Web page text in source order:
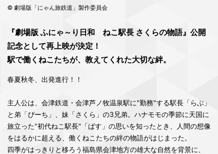
© 劇場版「にゃん旅鉄道」製作委員会
『劇場版 ふにゃ～り日和 ねこ駅長 さくらの物語』公開
記念として再上映が決定！
駅で働くねこたちが、教えてくれた大切な絆。
春夏秋冬、出発進行！！
主人公は、会津鉄道・会津芦ノ牧温泉駅に"勤務"する駅長「らぶ」
と弟「ぴーち」、妹「さくら」の3兄弟。ハナモモの季節に天国に
旅立った"初代ねこ駅長"「ばす」の思いを知ったとき、人間の想像
をはるかに超える、働くねこたちの絆の物語がはじまった。
四季がはっきりと移ろう福島県会津地方の雄大な自然を背景に、